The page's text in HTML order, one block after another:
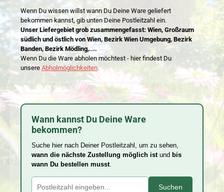
Wenn Du wissen willst wann Du Deine Ware geliefert
bekommen kannst, gib unten Deine Postleitzahl ein.
Unser Liefergebiet grob zusammengefasst: Wien, Großraum
südlich und östlich von Wien, Bezirk Wien Umgebung, Bezirk
Banden, Bezirk Mödling,....
Wenn Du die Ware abholen möchtest - hier findest Du
unsere Abholmöglichkeiten.
Wann kannst Du Deine Ware
bekommen?
Suche hier nach Deiner Postleitzahl, um zu sehen,
wann die nächste Zustellung möglich istund bis
wann Du bestellen musst.
Suchen